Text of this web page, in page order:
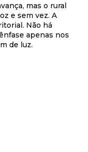
mas o rural
e sem vez. A
Não há
apenas nos
de luz.